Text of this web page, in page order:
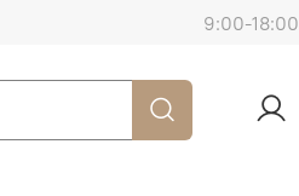
9:00-18:00